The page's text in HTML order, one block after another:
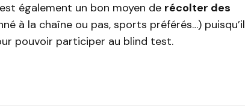
également un bon moyen de récolter des
à la chaîne ou pas, sports préférés…) puisqu’il
pouvoir participer au blind test.